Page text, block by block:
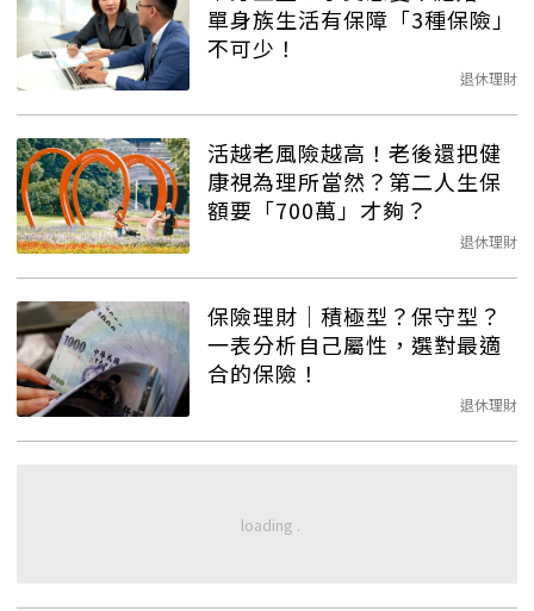
單身族生活有保障「3種保險」
不可少！
退休理財
活越老風險越高！老後還把健
康視為理所當然？第二人生保
額要「700萬」才夠？
退休理財
保險理財│積極型？保守型？
一表分析自己屬性，選對最適
合的保險！
退休理財